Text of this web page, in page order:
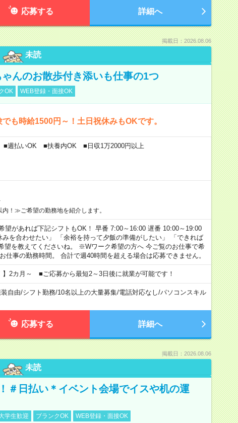
応募する 詳細へ
掲載日：2026.08.06
未読
んのお散歩付き添いも仕事の1つ
OK WEB登録・面接OK
も時給1500円～！土日祝休みもOKです。
■週払いOK ■扶養内OK ■日収1万2000円以上
！≫ご希望の勤務地を紹介します。
望があれば下記シフトもOK！ 早番 7:00～16:00 遅番 10:00～19:00
を合わせたい」 「余裕を持って夕飯の準備がしたい」 「できれば
望を教えてくださいね。 ※Wワーク希望の方へ 今ご覧のお仕事で希
仕事の勤務時間。 合計で週40時間を超える場合は応募できません。
】2カ月～ ■ご応募から最短2～3日後に就業が可能です！
自由/シフト勤務/10名以上の大量募集/電話対応なし/パソコンスキル
応募する 詳細へ
掲載日：2026.08.06
未読
＃日払い＊イベント会場でイスや机の運
学生歓迎 ブランクOK WEB登録・面接OK